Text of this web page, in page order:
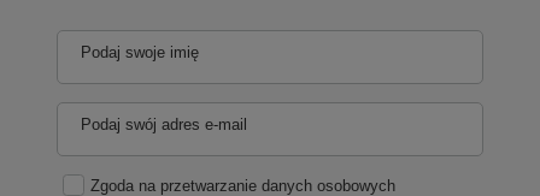
Podaj swoje imię
Podaj swój adres e-mail
Zgoda na przetwarzanie danych osobowych